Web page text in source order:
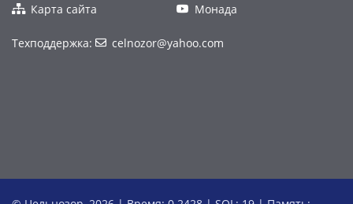
Карта сайта
Монада
Техподдержка: celnozor@yahoo.com